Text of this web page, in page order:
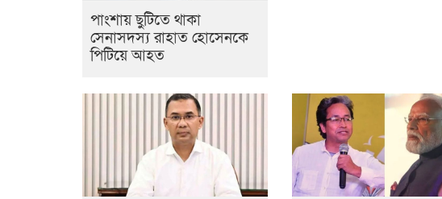
পাংশায় ছুটিতে থাকা
সেনাসদস্য রাহাত হোসেনকে
পিটিয়ে আহত